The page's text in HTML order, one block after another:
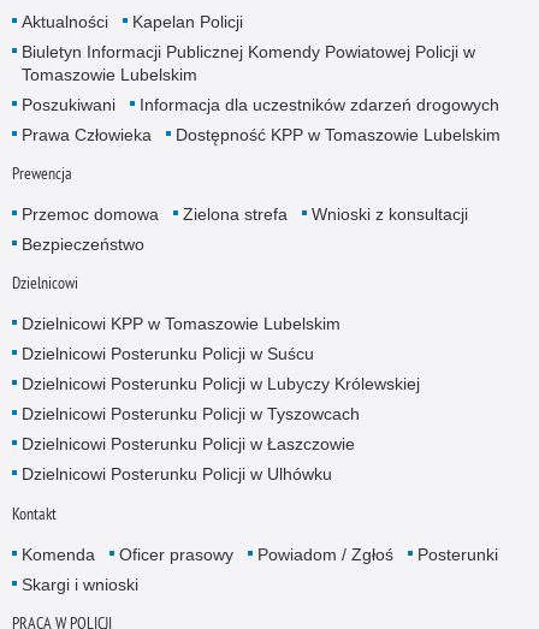
Aktualności
Kapelan Policji
Biuletyn Informacji Publicznej Komendy Powiatowej Policji w
Tomaszowie Lubelskim
Poszukiwani
Informacja dla uczestników zdarzeń drogowych
Prawa Człowieka
Dostępność KPP w Tomaszowie Lubelskim
Prewencja
Przemoc domowa Zielona strefa
Wnioski z konsultacji
Bezpieczeństwo
Dzielnicowi
Dzielnicowi KPP w Tomaszowie Lubelskim
Dzielnicowi Posterunku Policji w Suścu
Dzielnicowi Posterunku Policji w Lubyczy Królewskiej
Dzielnicowi Posterunku Policji w Tyszowcach
Dzielnicowi Posterunku Policji w Łaszczowie
Dzielnicowi Posterunku Policji w Ulhówku
Kontakt
Komenda Oficer prasowy Powiadom / Zgłoś
Posterunki
Skargi i wnioski
PRACA W POLICJI